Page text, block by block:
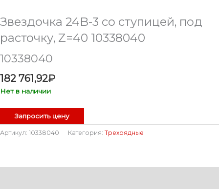
Звездочка 24B-3 со ступицей, под
расточку, Z=40 10338040
10338040
182 761,92₽
Нет в наличии
Запросить цену
Артикул: 10338040 Категория: Трехрядные